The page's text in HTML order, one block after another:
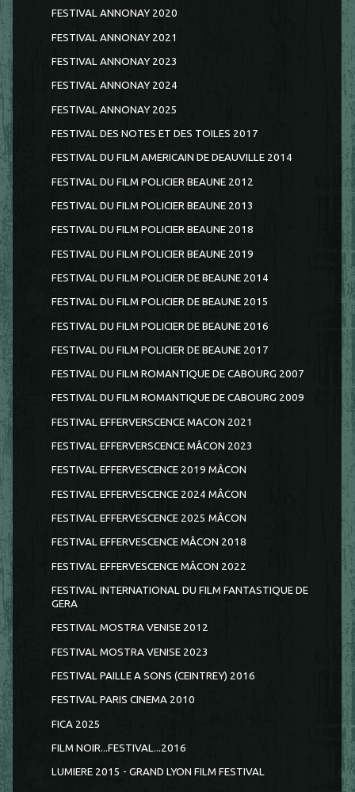
FESTIVAL ANNONAY 2020
FESTIVAL ANNONAY 2021
FESTIVAL ANNONAY 2023
FESTIVAL ANNONAY 2024
FESTIVAL ANNONAY 2025
FESTIVAL DES NOTES ET DES TOILES 2017
FESTIVAL DU FILM AMERICAIN DE DEAUVILLE 2014
FESTIVAL DU FILM POLICIER BEAUNE 2012
FESTIVAL DU FILM POLICIER BEAUNE 2013
FESTIVAL DU FILM POLICIER BEAUNE 2018
FESTIVAL DU FILM POLICIER BEAUNE 2019
FESTIVAL DU FILM POLICIER DE BEAUNE 2014
FESTIVAL DU FILM POLICIER DE BEAUNE 2015
FESTIVAL DU FILM POLICIER DE BEAUNE 2016
FESTIVAL DU FILM POLICIER DE BEAUNE 2017
FESTIVAL DU FILM ROMANTIQUE DE CABOURG 2007
FESTIVAL DU FILM ROMANTIQUE DE CABOURG 2009
FESTIVAL EFFERVERSCENCE MACON 2021
FESTIVAL EFFERVERSCENCE MÂCON 2023
FESTIVAL EFFERVESCENCE 2019 MÂCON
FESTIVAL EFFERVESCENCE 2024 MÂCON
FESTIVAL EFFERVESCENCE 2025 MÂCON
FESTIVAL EFFERVESCENCE MÂCON 2018
FESTIVAL EFFERVESCENCE MÂCON 2022
FESTIVAL INTERNATIONAL DU FILM FANTASTIQUE DE
GERA
FESTIVAL MOSTRA VENISE 2012
FESTIVAL MOSTRA VENISE 2023
FESTIVAL PAILLE A SONS (CEINTREY) 2016
FESTIVAL PARIS CINEMA 2010
FICA 2025
FILM NOIR...FESTIVAL...2016
LUMIERE 2015 - GRAND LYON FILM FESTIVAL